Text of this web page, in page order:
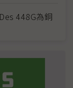
448G為銅